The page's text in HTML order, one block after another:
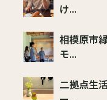
け...
相模原市
モ...
二拠点生